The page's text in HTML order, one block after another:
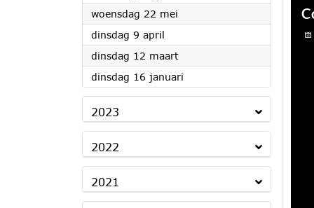
woensdag 22 mei
dinsdag 9 april
dinsdag 12 maart2024
dinsdag 16 januari
2023
2022
2021